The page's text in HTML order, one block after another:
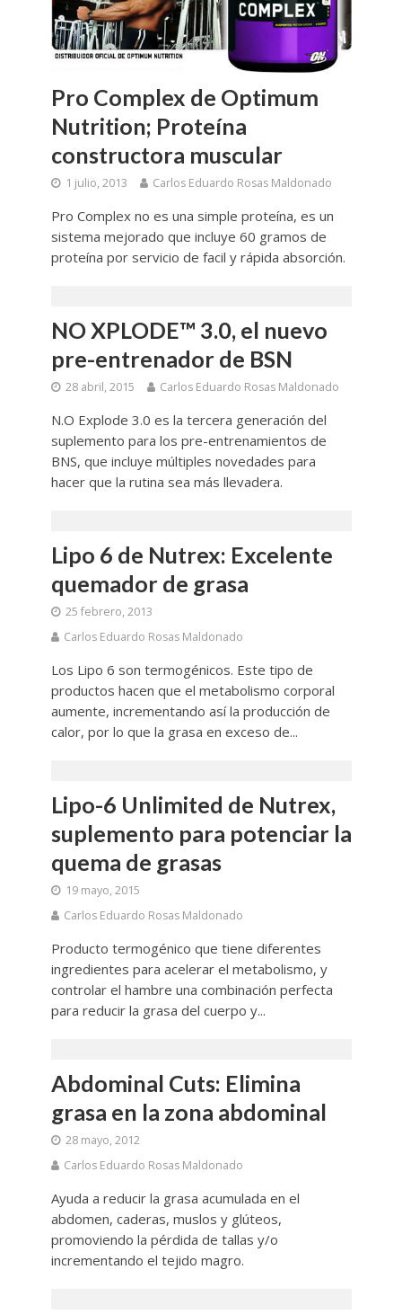
Pro Complex de Optimum
Nutrition; Proteína
constructora muscular
1 julio, 2013 Carlos Eduardo Rosas Maldonado
Pro Complex no es una simple proteína, es un
sistema mejorado que incluye 60 gramos de
proteína por servicio de facil y rápida absorción.
NO XPLODE™ 3.0, el nuevo
pre-entrenador de BSN
28 abril, 2015 Carlos Eduardo Rosas Maldonado
N.O Explode 3.0 es la tercera generación del
suplemento para los pre-entrenamientos de
BNS, que incluye múltiples novedades para
hacer que la rutina sea más llevadera.
Lipo 6 de Nutrex: Excelente
quemador de grasa
25 febrero, 2013
Carlos Eduardo Rosas Maldonado
Los Lipo 6 son termogénicos. Este tipo de
productos hacen que el metabolismo corporal
aumente, incrementando así la producción de
calor, por lo que la grasa en exceso de...
Lipo-6 Unlimited de Nutrex,
suplemento para potenciar la
quema de grasas
19 mayo, 2015
Carlos Eduardo Rosas Maldonado
Producto termogénico que tiene diferentes
ingredientes para acelerar el metabolismo, y
controlar el hambre una combinación perfecta
para reducir la grasa del cuerpo y...
Abdominal Cuts: Elimina
grasa en la zona abdominal
28 mayo, 2012
Carlos Eduardo Rosas Maldonado
Ayuda a reducir la grasa acumulada en el
abdomen, caderas, muslos y glúteos,
promoviendo la pérdida de tallas y/o
incrementando el tejido magro.